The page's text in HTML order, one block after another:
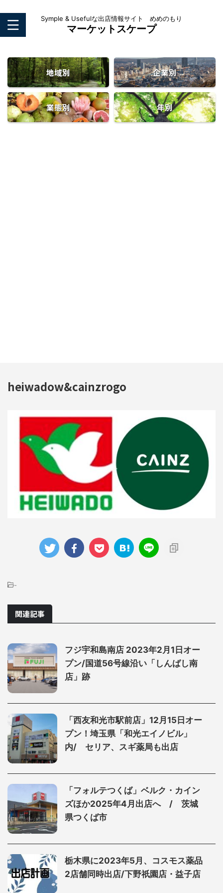
Symple & Usefulな出店情報サイト めめのもり
マーケットスケープ
地域別 企業別
業態別 年別
heiwadow&cainzrogo
-
関連記事
フジ宇和島南店 2023年2月1日オー
プン/国道56号線沿い「しんばし南
店」跡
「⻄友和光市駅前店」12月15日オー
プン！埼玉県「和光エイノビル」
内/ セリア、スギ薬局も出店
「フォルテつくば」ベルク・カイン
ズほか2025年4月出店へ / 茨城
県つくば市
栃木県に2023年5月、コスモス薬品
2店舗同時出店/下野祇園店・益子店